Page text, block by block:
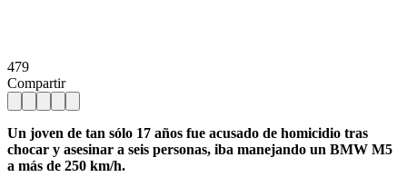
479
Compartir
Un joven de tan sólo 17 años fue acusado de homicidio tras
chocar y asesinar a seis personas, iba manejando un BMW M5
a más de 250 km/h.